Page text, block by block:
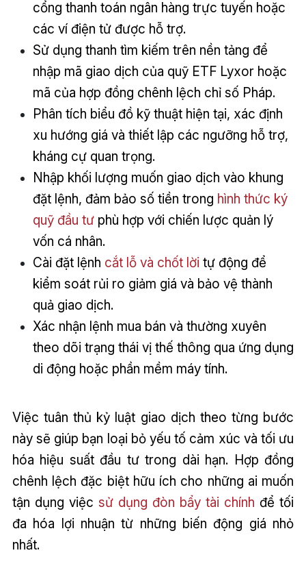
cổng thanh toán ngân hàng trực tuyến hoặc
các ví điện tử được hỗ trợ.
Sử dụng thanh tìm kiếm trên nền tảng để
nhập mã giao dịch của quỹ ETF Lyxor hoặc
mã của hợp đồng chênh lệch chỉ số Pháp.
Phân tích biểu đồ kỹ thuật hiện tại, xác định
xu hướng giá và thiết lập các ngưỡng hỗ trợ,
kháng cự quan trọng.
Nhập khối lượng muốn giao dịch vào khung
đặt lệnh, đảm bảo số tiền trong hình thức ký
quỹ đầu tưphù hợp với chiến lược quản lý
vốn cá nhân.
Cài đặt lệnh cắt lỗ và chốt lời tự động để
kiểm soát rủi ro giảm giá và bảo vệ thành
quả giao dịch.
Xác nhận lệnh mua bán và thường xuyên
theo dõi trạng thái vị thế thông qua ứng dụng
di động hoặc phần mềm máy tính.
Việc tuân thủ kỷ luật giao dịch theo từng bước
này sẽ giúp bạn loại bỏ yếu tố cảm xúc và tối ưu
hóa hiệu suất đầu tư trong dài hạn. Hợp đồng
chênh lệch đặc biệt hữu ích cho những ai muốn
tận dụng việc sử dụng đòn bẩy tài chính để tối
đa hóa lợi nhuận từ những biến động giá nhỏ
nhất.